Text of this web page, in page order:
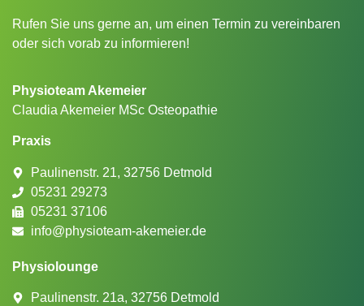
Rufen Sie uns gerne an, um einen Termin zu vereinbaren
oder sich vorab zu informieren!
Physioteam Akemeier
Claudia Akemeier MSc Osteopathie
Praxis
Paulinenstr. 21, 32756 Detmold
05231 29273
05231 37106
info@physioteam-akemeier.de
Physiolounge
Paulinenstr. 21a, 32756 Detmold